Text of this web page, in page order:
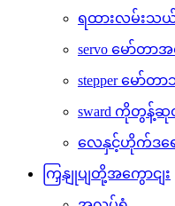
ရထားလမ်းသ
servo မော်တ
stepper မော်တ
sward ကိုတွန့်
လေနှင့်ဟိုက်ဒရ
ကြှနျုပျတို့အကွောငျး